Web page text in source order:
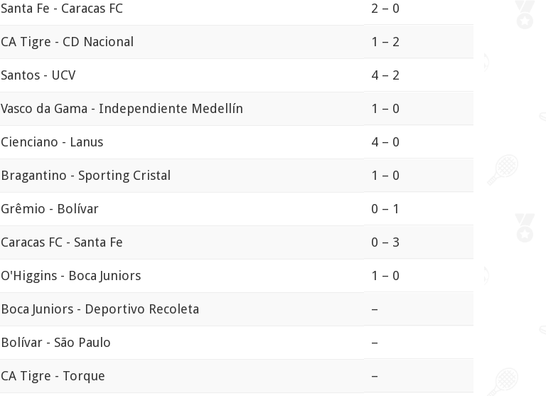
Santa Fe - Caracas FC 2 – 0
CA Tigre - CD Nacional 1 – 2
Santos - UCV 4 – 2
Vasco da Gama - Independiente Medellín 1 – 0
Cienciano - Lanus 4 – 0
Bragantino - Sporting Cristal 1 – 0
Grêmio - Bolívar 0 – 1
Caracas FC - Santa Fe 0 – 3
O'Higgins - Boca Juniors 1 – 0
Boca Juniors - Deportivo Recoleta –
Bolívar - São Paulo –
CA Tigre - Torque –